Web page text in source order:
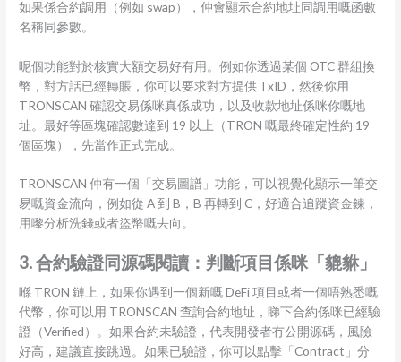
如果係合約調用（例如 swap），仲會顯示合約地址同調用嘅函數
名稱同參數。
呢個功能對於核實大額交易好有用。例如你透過某個 OTC 群組換
幣，對方話已經轉賬，你可以要求對方提供 TxID，然後你用
TRONSCAN 確認交易係咪真係成功，以及收款地址係咪你嘅地
址。最好等區塊確認數達到 19 以上（TRON 嘅最終確定性約 19
個區塊），先當作正式完成。
TRONSCAN 仲有一個「交易圖譜」功能，可以視覺化顯示一筆交
易嘅資金流向，例如從 A 到 B，B 再轉到 C，好適合追蹤資金鍊，
用嚟分析洗錢或者盜幣嘅去向。
3. 合約驗證同源碼閱讀：判斷項目係咪「貔貅」
喺 TRON 鏈上，如果你遇到一個新嘅 DeFi 項目或者一個唔熟悉嘅
代幣，你可以用 TRONSCAN 查詢合約地址，睇下合約係咪已經驗
證（Verified）。如果合約未驗證，代表開發者冇公開源碼，風險
好高，建議直接跳過。如果已驗證，你可以點擊「Contract」分